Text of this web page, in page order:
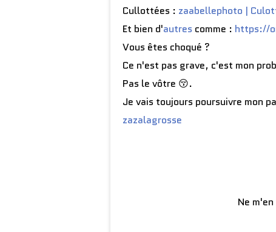
Cullottées : zaabellephoto |
Et bien d'autres comme : https://
Vous êtes choqué ?
Ce n'est pas grave, c'est mon
Pas le vôtre 😚.
Je vais toujours poursuivre mon
zazalagrosse
Ne